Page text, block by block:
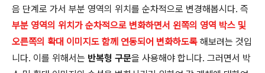
음 단계로 가서 부분 영역의 위치를 순차적으로 변경해봅시다. 즉
부분 영역의 위치가 순차적으로 변화하면서 왼쪽의 영역 박스 및
오른쪽의 확대 이미지도 함께 연동되어 변화하도록 해보려는 것입
니다. 이를 위해서는 반복형 구문을 사용해야 합니다. 그러면서 박